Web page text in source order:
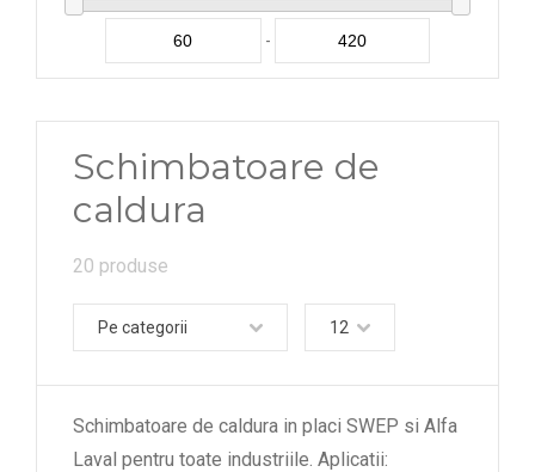
-
Schimbatoare de
caldura
20 produse
Pe categorii 12
Schimbatoare de caldura in placi SWEP si Alfa
Laval pentru toate industriile. Aplicatii: